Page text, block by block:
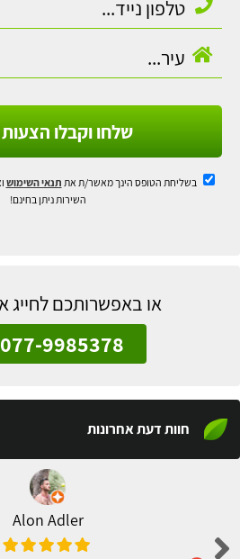
שלחו וקבלו
בשליחת הטופס הינך מאשר/ת את תנאי השימוש
השירות ניתן בחינם!
או באפשרותכם לחייג
077-9985378
חוות דעת אחרונות
Alon Adler